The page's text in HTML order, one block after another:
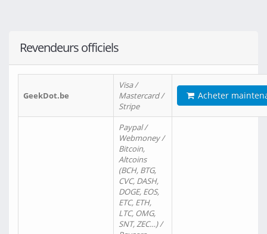
Revendeurs officiels
GeekDot.be
Visa /
Mastercard /
Stripe
Acheter
Paypal /
Webmoney /
Bitcoin,
Altcoins
(BCH, BTG,
CVC, DASH,
DOGE, EOS,
ETC, ETH,
LTC, OMG,
SNT, ZEC…) /